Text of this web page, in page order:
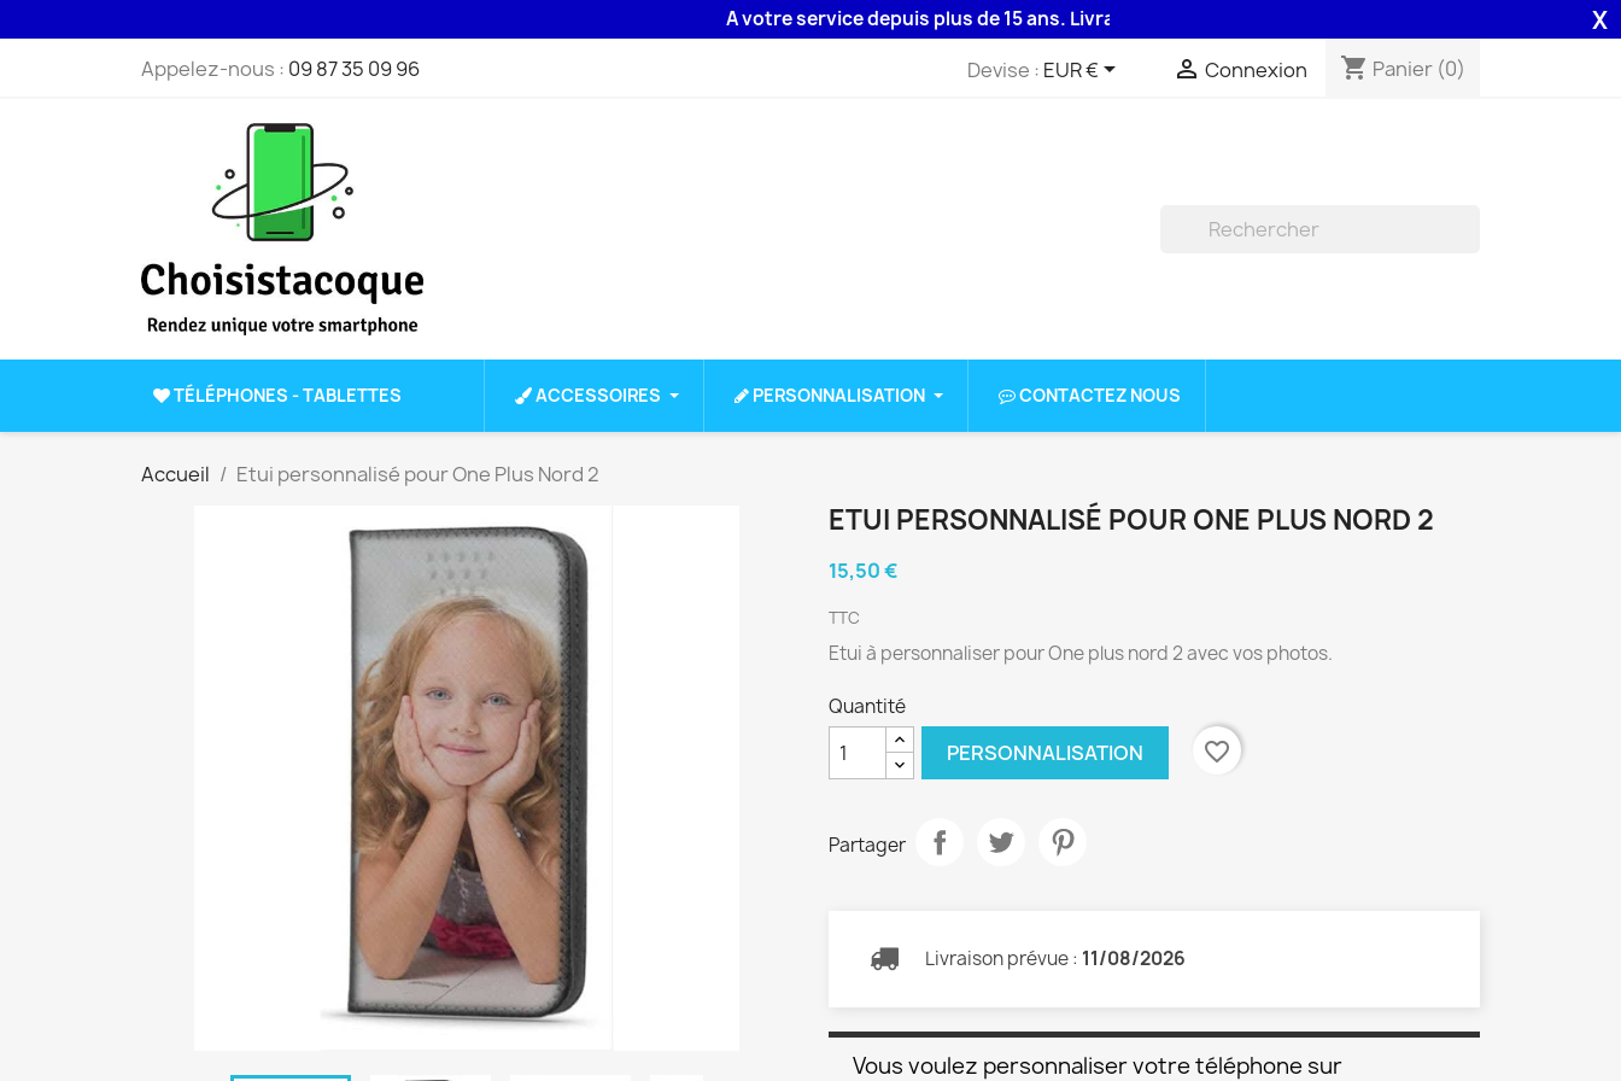
A votre service depuis plus de 15 ans. Livraison 48H assurée par la Poste . X
Appelez-nous : 09 87 35 09 96 Devise : EUR €  Connexion shopping_cart Panier (0)
TÉLÉPHONES - TABLETTES ACCESSOIRES PERSONNALISATION CONTACTEZ NOUS
Accueil Etui personnalisé pour One Plus Nord 2
ETUI PERSONNALISÉ POUR ONE PLUS NORD 2
15,50 €
TTC
Etui à personnaliser pour One plus nord 2 avec vos photos.
Quantité
PERSONNALISATION favorite_border
Partager
Livraison prévue : 11/08/2026
Vous voulez personnaliser votre téléphone sur